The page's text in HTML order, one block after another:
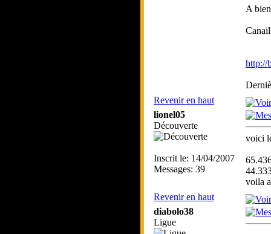
A
http://
Revenir en haut
lionel05
Découverte
Inscrit le: 14/04/2007
Messages: 39
voici
voila
Revenir en haut
diabolo38
Ligue